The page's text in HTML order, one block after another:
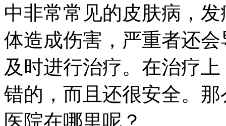
中非常常见的皮肤病，
体造成伤害，严重者还
及时进行治疗。在治疗
错的，而且还很安全。
医院在哪里呢？